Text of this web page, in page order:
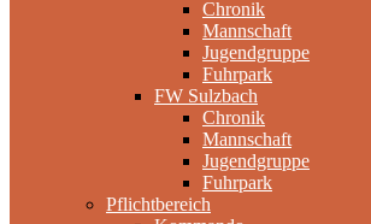
Chronik
Mannschaft
Jugendgruppe
Fuhrpark
FW Sulzbach
Chronik
Mannschaft
Jugendgruppe
Fuhrpark
Pflichtbereich